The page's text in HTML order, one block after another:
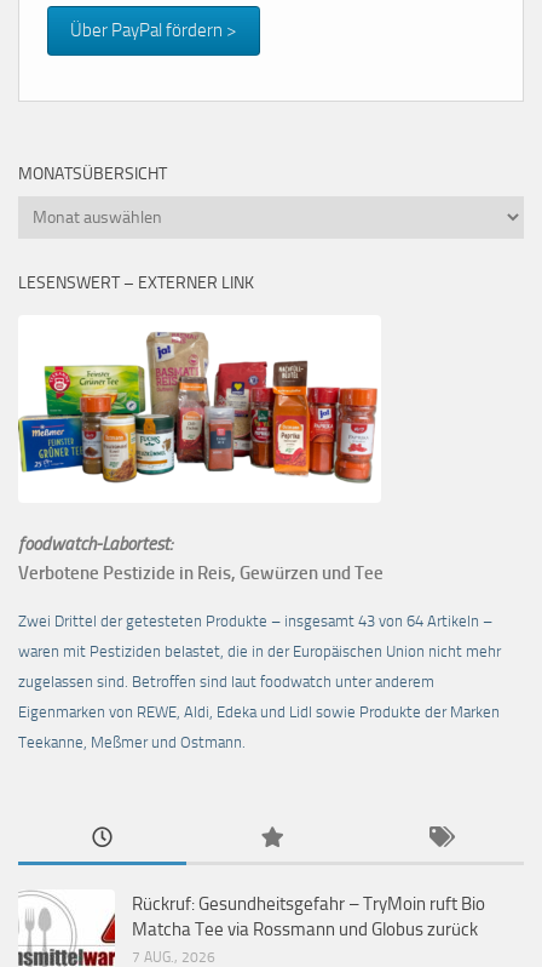
Über PayPal fördern >
MONATSÜBERSICHT
Monatsübersicht
LESENSWERT – EXTERNER LINK
foodwatch-Labortest:
Verbotene Pestizide in Reis, Gewürzen und Tee
Zwei Drittel der getesteten Produkte – insgesamt 43 von 64 Artikeln –
waren mit Pestiziden belastet, die in der Europäischen Union nicht mehr
zugelassen sind. Betroffen sind laut foodwatch unter anderem
Eigenmarken von REWE, Aldi, Edeka und Lidl sowie Produkte der Marken
Teekanne, Meßmer und Ostmann.
Rückruf: Gesundheitsgefahr – TryMoin ruft Bio
Matcha Tee via Rossmann und Globus zurück
7 AUG., 2026